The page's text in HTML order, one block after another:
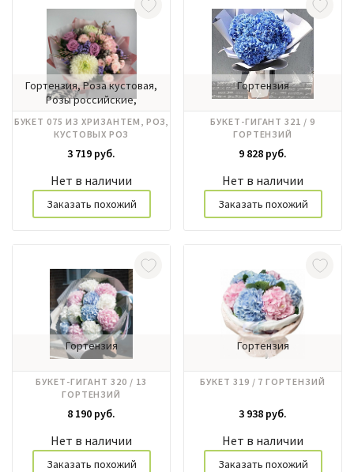
Гортензия, Роза кустовая,
Розы российские,
БУКЕТ 075 ИЗ ХРИЗАНТЕМ, РОЗ,
КУСТОВЫХ РОЗ
3 719 руб.
Нет в наличии
Заказать похожий
Гортензия
БУКЕТ-ГИГАНТ 321 / 9
ГОРТЕНЗИЙ
9 828 руб.
Нет в наличии
Заказать похожий
Гортензия
БУКЕТ-ГИГАНТ 320 / 13
ГОРТЕНЗИЙ
8 190 руб.
Нет в наличии
Заказать похожий
Гортензия
БУКЕТ 319 / 7 ГОРТЕНЗИЙ
3 938 руб.
Нет в наличии
Заказать похожий